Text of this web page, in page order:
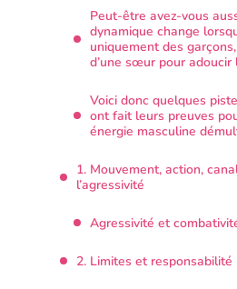
Peut-être avez-vous
dynamique change
uniquement des
d’une sœur pour adoucir
Voici donc quelques
ont fait leurs preuves
énergie masculine
1. Mouvement, action,
l’agressivité
Agressivité et
2. Limites et responsabilité